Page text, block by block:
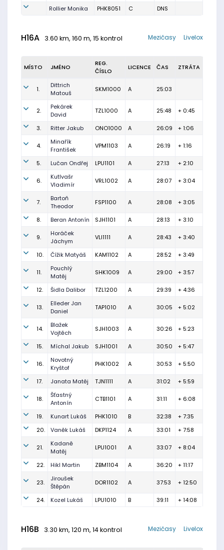
Rollier Monika PHK8051 C DNS
H16A 3.60 km, 160 m, 15 kontrol Livelox
Mezičasy
MÍSTO JMÉNO
REG.
ČÍSLO
LICENCE ČAS ZTRÁTA
1.
Dittrich
Matouš
SKM1000 A 25:03
2.
Pekárek
David
TZL1000 A 25:48 + 0:45
3. Ritter Jakub ONO1000 A 26:09 + 1:06
4.
Minařík
František
VPM1103 A 26:19 + 1:16
5. Lučan Ondřej LPU1101 A 27:13 + 2:10
6.
Kutlvašr
Vladimír
VRL1002 A 28:07 + 3:04
7.
Bartoň
Theodor
FSP1100 A 28:08 + 3:05
8. Beran Antonín SJH1101 A 28:13 + 3:10
9.
Horáček
Jáchym
VLI1111 A 28:43 + 3:40
10. Čížik Matyáš KAM1102 A 28:52 + 3:49
11.
Pouchlý
Matěj
SHK1009 A 29:00 + 3:57
12. Šidla Dalibor TZL1200 A 29:39 + 4:36
13.
Elleder Jan
Daniel
TAP1010 A 30:05 + 5:02
14.
Blažek
Vojtěch
SJH1003 A 30:26 + 5:23
15. Míchal Jakub SJH1001 A 30:50 + 5:47
16.
Novotný
Kryštof
PHK1002 A 30:53 + 5:50
17. Janata Matěj TJN1111 A 31:02 + 5:59
18.
Šťastný
Antonín
CTB1101 A 31:11 + 6:08
19. Kunart Lukáš PHK1010 B 32:38
+ 7:35
20.
Vaněk Lukáš DKP1124 A 33:01 + 7:58
21.
Kadaně
Matěj
LPU1001 A 33:07 + 8:04
22. Hikl Martin ZBM1104 A 36:20 + 11:17
23.
Jiroušek
Štěpán
DOR1102 A 37:53 + 12:50
24. Kozel Lukáš LPU1010 B 39:11 + 14:08
H16B 3.30 km, 120 m, 14 kontrol Livelox
Mezičasy